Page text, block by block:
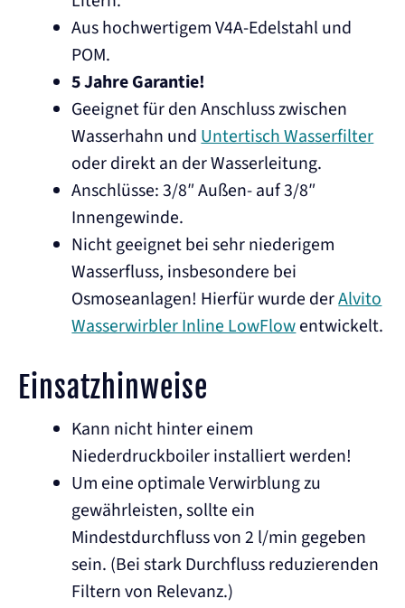
Aus hochwertigem V4A-Edelstahl und
POM.
5 Jahre Garantie!
Geeignet für den Anschluss zwischen
Wasserhahn undUntertisch Wasserfilter
oder direkt an der Wasserleitung.
Anschlüsse: 3/8″ Außen- auf 3/8″
Innengewinde.
Nicht geeignet bei sehr niederigem
Wasserfluss, insbesondere bei
Osmoseanlagen! Hierfür wurde derAlvito
Wasserwirbler Inline LowFlowentwickelt.
Einsatzhinweise
Kann nicht hinter einem
Niederdruckboiler installiert werden!
Um eine optimale Verwirblung zu
gewährleisten, sollte ein
Mindestdurchfluss von 2 l/min gegeben
sein. (Bei stark Durchfluss reduzierenden
Filtern von Relevanz.)